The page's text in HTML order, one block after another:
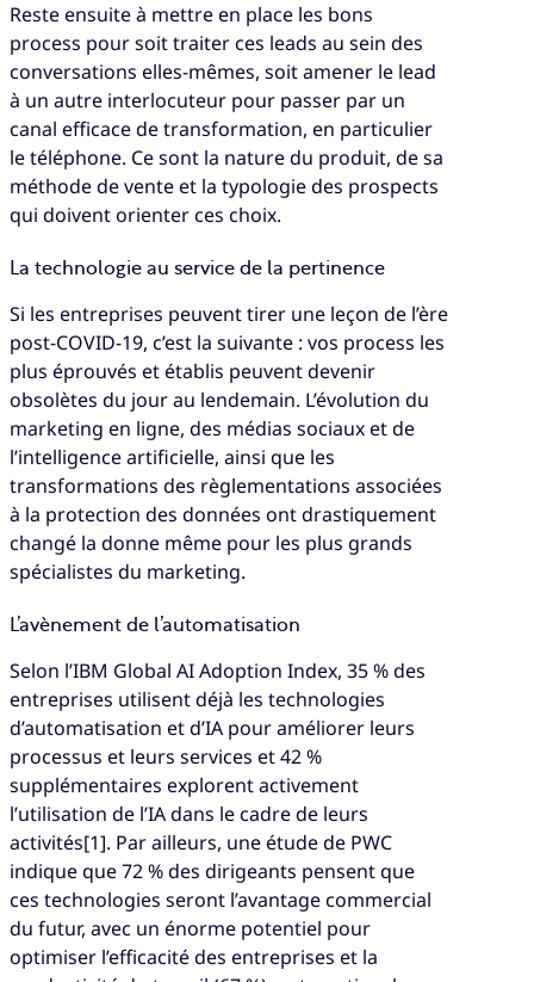
Reste ensuite à mettre en place les bons
process pour soit traiter ces leads au sein des
conversations elles-mêmes, soit amener le lead
à un autre interlocuteur pour passer par un
canal efficace de transformation, en particulier
le téléphone. Ce sont la nature du produit, de sa
méthode de vente et la typologie des prospects
qui doivent orienter ces choix.
La technologie au service de la pertinence
Si les entreprises peuvent tirer une leçon de l’ère
post-COVID-19, c’est la suivante : vos process les
plus éprouvés et établis peuvent devenir
obsolètes du jour au lendemain. L’évolution du
marketing en ligne, des médias sociaux et de
l’intelligence artificielle, ainsi que les
transformations des règlementations associées
à la protection des données ont drastiquement
changé la donne même pour les plus grands
spécialistes du marketing.
L’avènement de l’automatisation
Selon l’IBM Global AI Adoption Index, 35 % des
entreprises utilisent déjà les technologies
d’automatisation et d’IA pour améliorer leurs
processus et leurs services et 42 %
supplémentaires explorent activement
l’utilisation de l’IA dans le cadre de leurs
activités[1]. Par ailleurs, une étude de PWC
indique que 72 % des dirigeants pensent que
ces technologies seront l’avantage commercial
du futur, avec un énorme potentiel pour
optimiser l’efficacité des entreprises et la